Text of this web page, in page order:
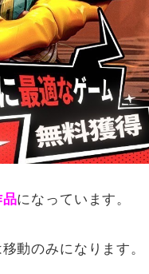
品になっています。
動のみになります。